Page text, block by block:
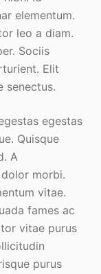
elementum.
leo a diam.
Sociis
Elit
senectus.
egestas
Quisque
A
morbi.
vitae.
fames ac
vitae purus
purus